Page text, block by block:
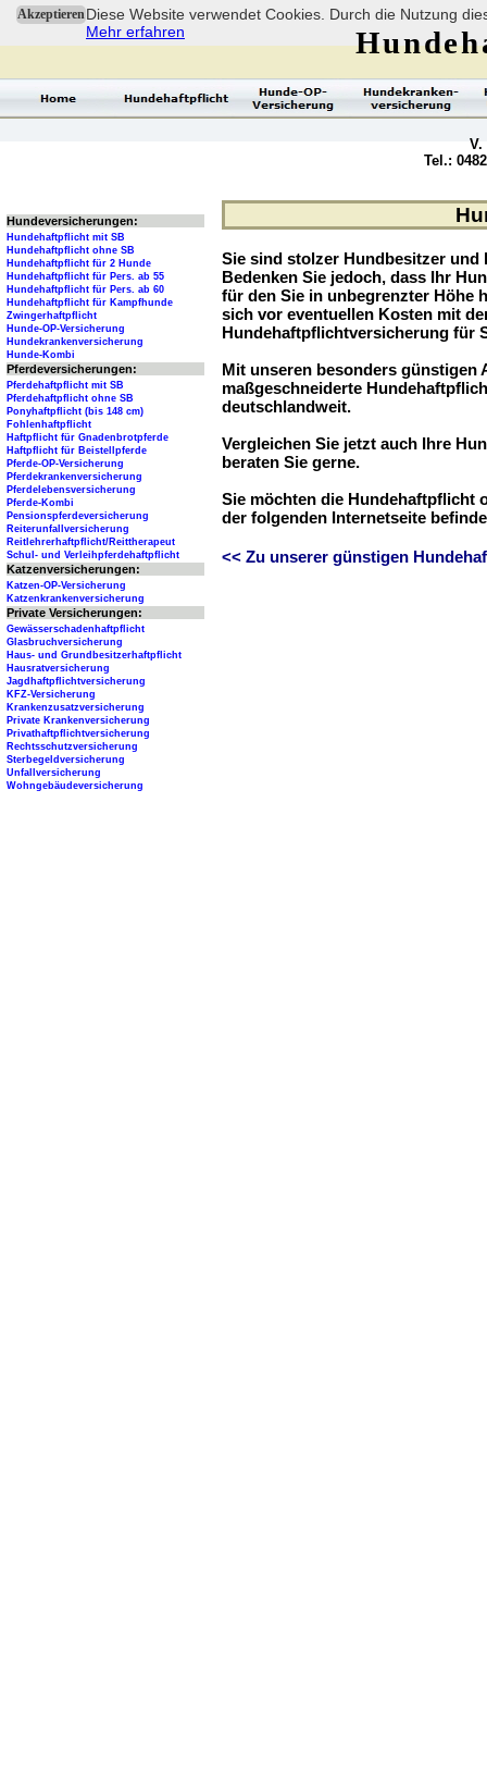
AkzeptierenDiese Website verwendet Cookies. Durch die Nutzung
Mehr erfahren
Sie sind stolzer Hundbesitzer und
Bedenken Sie jedoch, dass Ihr
für den Sie in unbegrenzter Höhe
sich vor eventuellen Kosten mit
Hundehaftpflichtversicherung für
Mit unseren besonders günstigen
maßgeschneiderte
deutschlandweit.
Vergleichen Sie jetzt auch Ihre
beraten Sie gerne.
Sie möchten die Hundehaftpflicht
der folgenden Internetseite
<< Zu unserer günstigen
V.
Tel.:
Hundeversicherungen:
Hundehaftpflicht mit SB
Hundehaftpflicht ohne SB
Hundehaftpflicht für 2 Hunde
Hundehaftpflicht für Pers. ab 55
Hundehaftpflicht für Pers. ab 60
Hundehaftpflicht für Kampfhunde
Zwingerhaftpflicht
Hunde-OP-Versicherung
Hundekrankenversicherung
Hunde-Kombi
Pferdeversicherungen:
Pferdehaftpflicht mit SB
Pferdehaftpflicht ohne SB
Ponyhaftpflicht (bis 148 cm)
Fohlenhaftpflicht
Haftpflicht für Gnadenbrotpferde
Haftpflicht für Beistellpferde
Pferde-OP-Versicherung
Pferdekrankenversicherung
Pferdelebensversicherung
Pferde-Kombi
Pensionspferdeversicherung
Reiterunfallversicherung
Reitlehrerhaftpflicht/Reittherapeut
Schul- und Verleihpferdehaftpflicht
Katzenversicherungen:
Katzen-OP-Versicherung
Katzenkrankenversicherung
Private Versicherungen:
Gewässerschadenhaftpflicht
Glasbruchversicherung
Haus- und Grundbesitzerhaftpflicht
Hausratversicherung
Jagdhaftpflichtversicherung
KFZ-Versicherung
Krankenzusatzversicherung
Private Krankenversicherung
Privathaftpflichtversicherung
Rechtsschutzversicherung
Sterbegeldversicherung
Unfallversicherung
Wohngebäudeversicherung